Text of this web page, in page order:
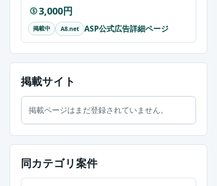
$ 3,000円
掲載中 A8.net ASP公式広告詳細ページ
掲載サイト
掲載ページはまだ登録されていません。
同カテゴリ案件